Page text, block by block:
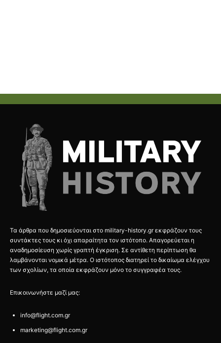
Τα άρθρα που δημοσιεύονται στο military-history.gr εκφράζουν τους
συντάκτες τους κι όχι απαραίτητα τον ιστότοπο. Απαγορεύεται η
αναδημοσίευση χωρίς γραπτή έγκριση. Σε αντίθετη περίπτωση θα
λαμβάνονται νομικά μέτρα. Ο ιστότοπος διατηρεί το δικαίωμα ελέγχου
των σχολίων, τα οποία εκφράζουν μόνο το συγγραφέα τους.
Επικοινωνήστε μαζί μας:
info@flight.com.gr
marketing@flight.com.gr